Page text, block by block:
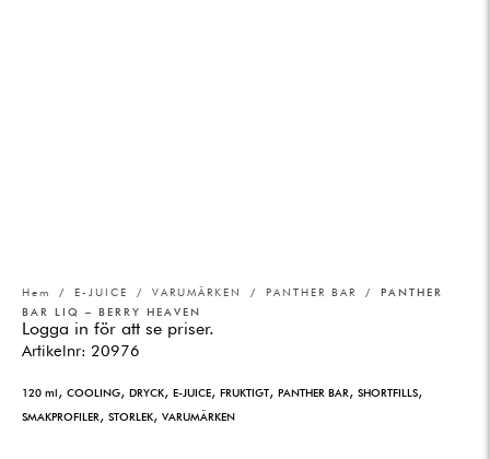
Hem / E-JUICE / VARUMÄRKEN / PANTHER BAR
/ PANTHER
BAR LIQ – BERRY HEAVEN
Logga in för att se priser.
Artikelnr: 20976
120 ml , COOLING, DRYCK, E-JUICE, FRUKTIGT, PANTHER BAR , SHORTFILLS,
SMAKPROFILER , STORLEK, VARUMÄRKEN